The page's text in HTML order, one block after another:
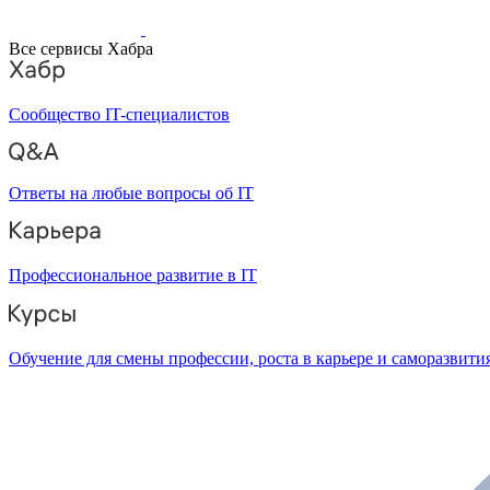
Все сервисы Хабра
Сообщество IT-специалистов
Ответы на любые вопросы об IT
Профессиональное развитие в IT
Обучение для смены профессии, роста в карьере и